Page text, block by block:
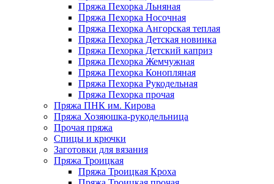
Пряжа Пехорка Льняная
Пряжа Пехорка Носочная
Пряжа Пехорка Ангорская теплая
Пряжа Пехорка Детская новинка
Пряжа Пехорка Детский каприз
Пряжа Пехорка Жемчужная
Пряжа Пехорка Конопляная
Пряжа Пехорка Рукодельная
Пряжа Пехорка прочая
Пряжа ПНК им. Кирова
Пряжа Хозяюшка-рукодельница
Прочая пряжа
Спицы и крючки
Заготовки для вязания
Пряжа Троицкая
Пряжа Троицкая Кроха